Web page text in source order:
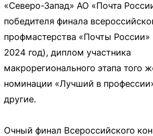
«Северо-Запад» АО «Почта
победителя финала
профмастерства «Почты России»
2024 год), диплом участника
макрорегионального этапа того
номинации «Лучший в
другие.
Очный финал Всероссийского